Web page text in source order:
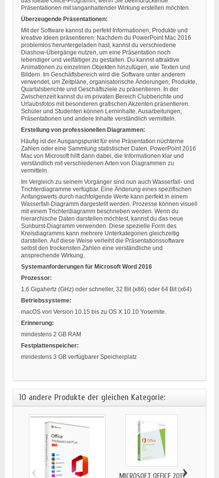
Präsentationen mit langanhaltender Wirkung erstellen möchten.
Überzeugende Präsentationen:
Mit der Software kannst du perfekt Informationen, Produkte und
kreative Ideen präsentieren. Nachdem du PowerPoint Mac 2016
problemlos heruntergeladen hast, kannst du verschiedene
Diashow-Übergänge nutzen, um eine Präsentation noch
lebendiger und vielfältiger zu gestalten. Du kannst attraktive
Animationen zu einzelnen Objekten hinzufügen, wie Texten und
Bildern. Im Geschäftsbereich wird die Software unter anderem
verwendet, um Zeitpläne, organisatorische Änderungen, Produkte,
Quartalsberichte und Geschäftsziele zu präsentieren. In der
Zwischenzeit kannst du im privaten Bereich Clubberichte und
Urlaubsfotos mit besonderen grafischen Akzenten präsentieren.
Schüler und Studenten können Lerninhalte, Ausarbeitungen,
Präsentationen und andere Inhalte verständlich vermitteln.
Erstellung von professionellen Diagrammen:
Häufig ist der Ausgangspunkt für eine Präsentation nüchterne
Zahlen oder eine Sammlung statistischer Daten. PowerPoint 2016
Mac von Microsoft hilft dann dabei, die Informationen klar und
verständlich mit verschiedenen Arten von Diagrammen zu
vermitteln.
Im Vergleich zu seinem Vorgänger sind nun auch Wasserfall- und
Trichterdiagramme verfügbar. Eine Änderung eines spezifischen
Anfangswerts durch nachfolgende Werte kann perfekt in einem
Wasserfall-Diagramm dargestellt werden. Prozesse können visuell
mit einem Trichterdiagramm beschrieben werden. Wenn du
hierarchische Daten darstellen möchtest, kannst du das neue
Sunburst-Diagramm verwenden. Diese spezielle Form des
Kreisdiagramms kann mehrere Unterkategorien gleichzeitig
darstellen. Auf diese Weise verleiht die Präsentationssoftware
selbst den trockensten Zahlen eine verständliche und
ansprechende Wirkung.
Systemanforderungen für Microsoft Word 2016
Prozessor:
1,6 Gigahertz (GHz) oder schneller, 32 Bit (x86) oder 64 Bit (x64)
Betriebssysteme:
macOS von Version 10.15 bis zu OS X 10.10 Yosemite.
Erinnerung:
mindestens 2 GB RAM
Festplattenspeicher:
mindestens 3 GB verfügbarer Speicherplatz
10 andere Produkte der gleichen Kategorie:
MICROSOFT OFFICE 2013
‹ ›